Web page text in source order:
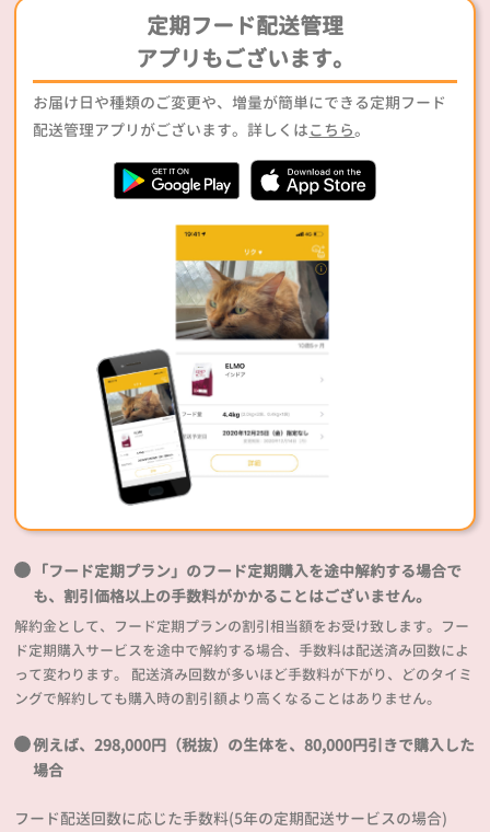
定期フード配送管理
アプリもございます。
お届け日や種類のご変更や、増量が簡単にできる定期フード
配送管理アプリがございます。詳しくはこちら。
「フード定期プラン」のフード定期購入を途中解約する場合で
も、割引価格以上の手数料がかかることはございません。
解約金として、フード定期プランの割引相当額をお受け致します。フー
ド定期購入サービスを途中で解約する場合、手数料は配送済み回数によ
って変わります。 配送済み回数が多いほど手数料が下がり、どのタイミ
ングで解約しても購入時の割引額より高くなることはありません。
例えば、298,000円（税抜）の生体を、80,000円引きで購入した
場合
フード配送回数に応じた手数料(5年の定期配送サービスの場合)